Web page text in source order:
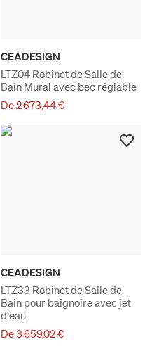
CEADESIGN
LTZ04 Robinet de Salle de
Bain Mural avec bec réglable
De 2 673,44 €
CEADESIGN
LTZ33 Robinet de Salle de
Bain pour baignoire avec jet
d'eau
De 3 659,02 €